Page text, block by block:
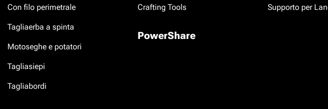
Con filo perimetrale
Tagliaerba a spinta
Motoseghe e potatori
Tagliasiepi
Tagliabordi
Crafting Tools
PowerShare
Supporto per